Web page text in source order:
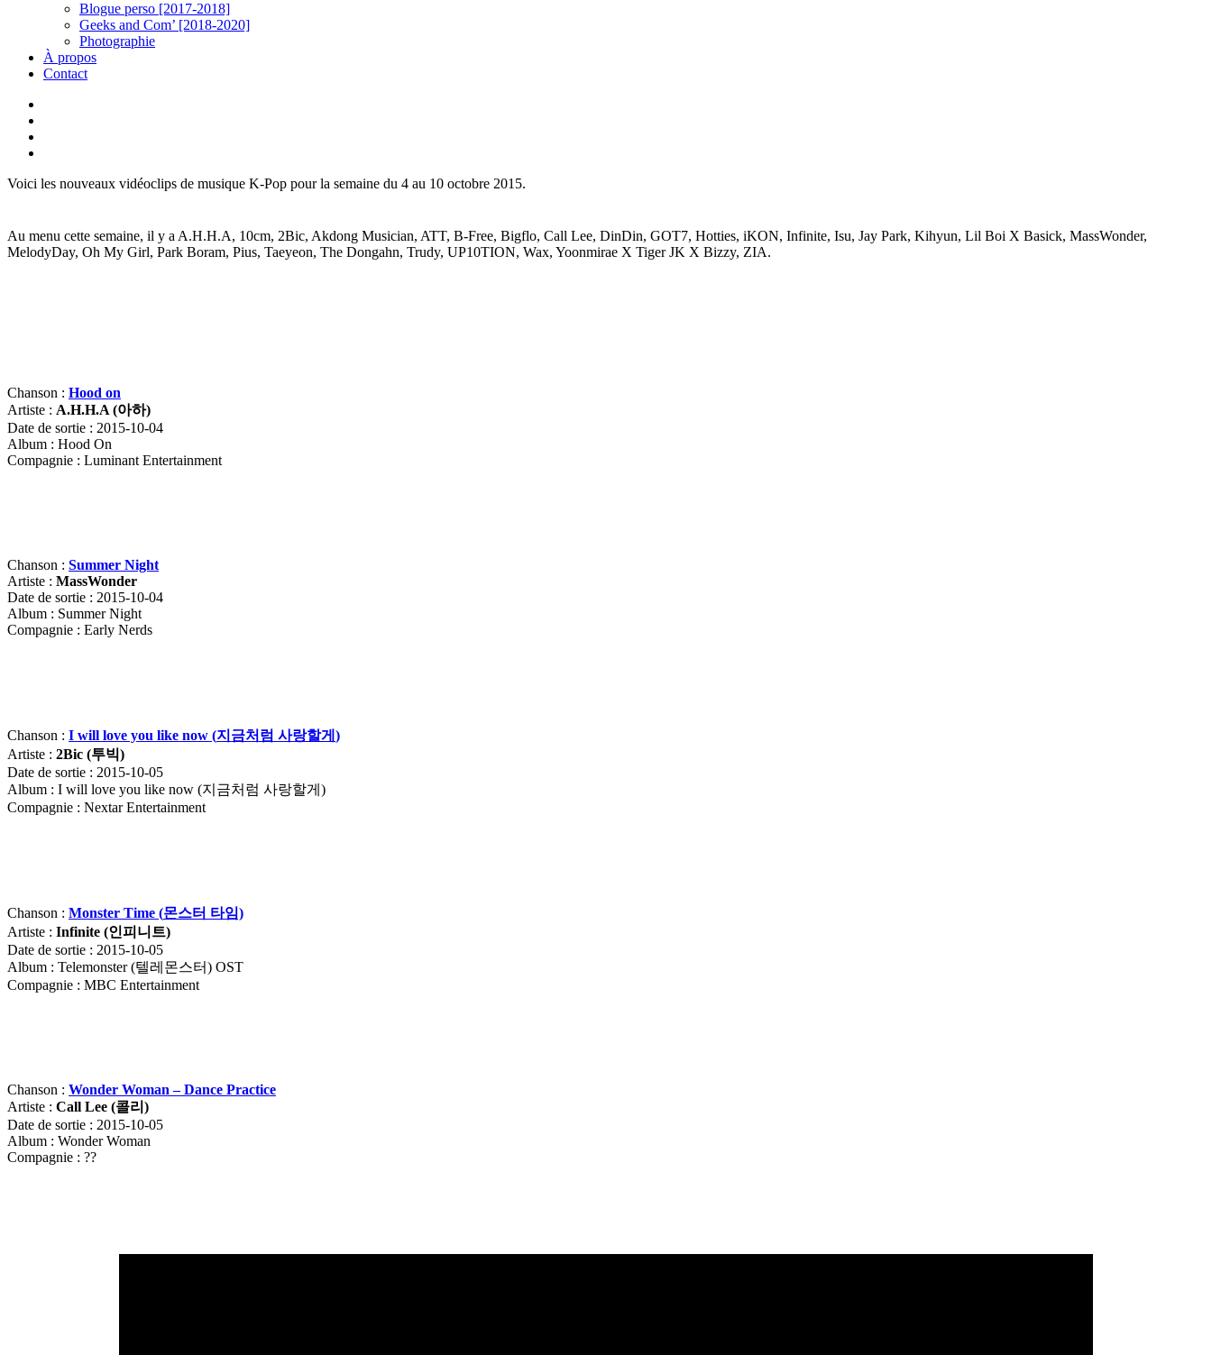
Blogue perso [2017-2018]
Geeks and Com’ [2018-2020]
Photographie
À propos
Contact
Voici les nouveaux vidéoclips de musique K-Pop pour la semaine du 4 au 10 octobre 2015.
Au menu cette semaine, il y a A.H.H.A, 10cm, 2Bic, Akdong Musician, ATT, B-Free, Bigflo, Call Lee, DinDin, GOT7, Hotties, iKON, Infinite, Isu, Jay Park, Kihyun, Lil Boi X Basick, MassWonder,
MelodyDay, Oh My Girl, Park Boram, Pius, Taeyeon, The Dongahn, Trudy, UP10TION, Wax, Yoonmirae X Tiger JK X Bizzy, ZIA.
Chanson : Hood on
Artiste : A.H.H.A (아하)
Date de sortie : 2015-10-04
Album : Hood On
Compagnie : Luminant Entertainment
Chanson : Summer Night
Artiste : MassWonder
Date de sortie : 2015-10-04
Album : Summer Night
Compagnie : Early Nerds
Chanson : I will love you like now (지금처럼 사랑할게 )
Artiste : 2Bic (투빅)
Date de sortie : 2015-10-05
Album : I will love you like now (지금처럼 사랑할게)
Compagnie : Nextar Entertainment
Chanson : Monster Time (몬스터 타임)
Artiste : Infinite (인피니트)
Date de sortie : 2015-10-05
Album : Telemonster (텔레몬스터) OST
Compagnie : MBC Entertainment
Chanson : Wonder Woman – Dance Practice
Artiste : Call Lee (콜리 )
Date de sortie : 2015-10-05
Album : Wonder Woman
Compagnie : ??